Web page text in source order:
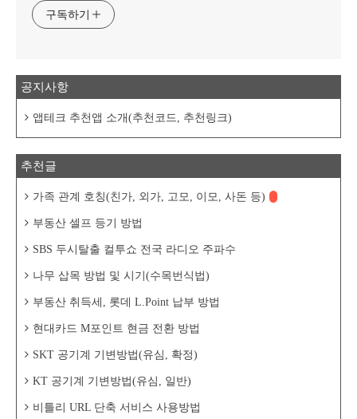
구독하기
공지사항
앱테크 추천앱 소개(추천코드, 추천링크)
추천글
가족 관계 호칭(친가, 외가, 고모, 이모, 사돈 등)
부동산 셀프 등기 방법
SBS 두시탈출 컬투쇼 전국 라디오 주파수
나무 삽목 방법 및 시기(수목번식법)
부동산 취득세, 롯데 L.Point 납부 방법
현대카드 M포인트 현금 전환 방법
SKT 공기계 기변방법(유심, 확정)
KT 공기계 기변방법(유심, 일반)
비틀리 URL 단축 서비스 사용방법